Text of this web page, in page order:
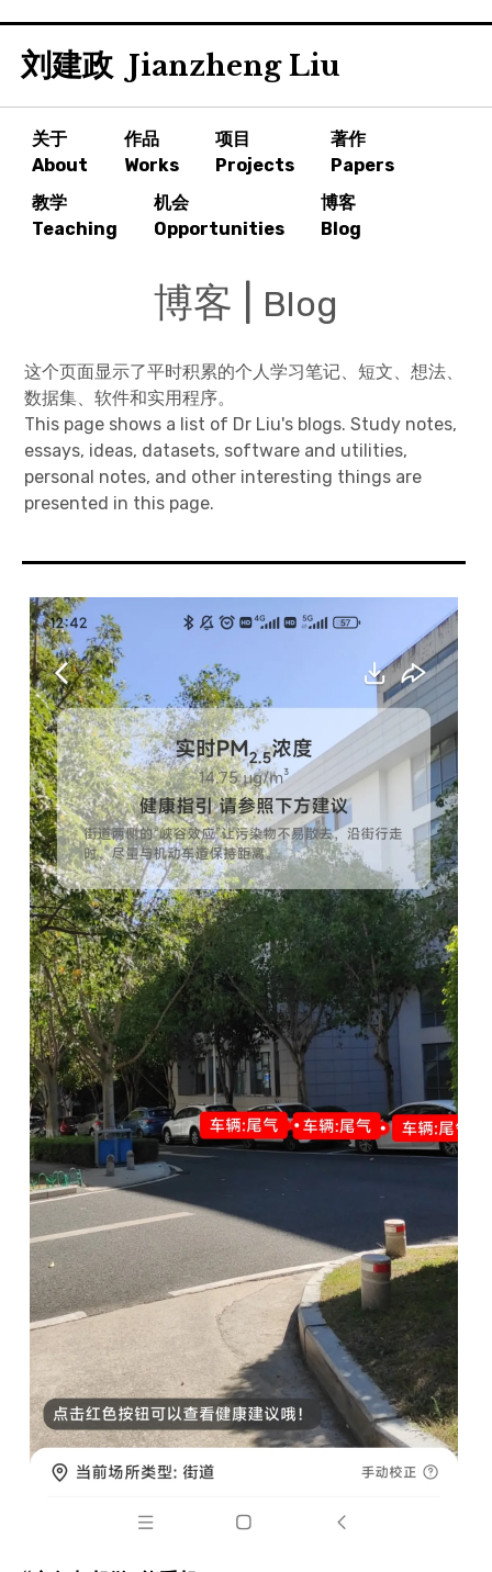
content
刘建政 Jianzheng Liu
关于
About
作品
Works
项目
Projects
著作
Papers
教学
Teaching
机会
Opportunities
博客
Blog
博客 | Blog
这个页面显示了平时积累的个人学习笔记、短文、想法、
数据集、软件和实用程序。
This page shows a list of Dr Liu's blogs. Study notes,
essays, ideas, datasets, software and utilities,
personal notes, and other interesting things are
presented in this page.